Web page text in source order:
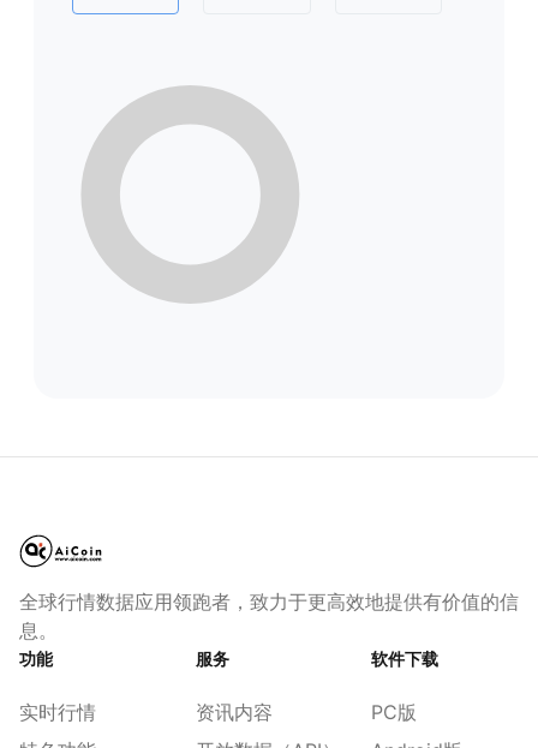
全球行情数据应用领跑者，致力于更高效地提供有价值的信
息。
功能
实时行情
服务
资讯内容
软件下载
PC版